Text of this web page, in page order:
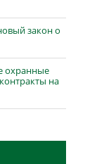
закон о
охранные
на